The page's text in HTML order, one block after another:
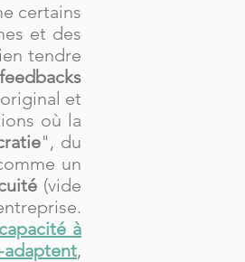
certains
et des
tendre
feedbacks
et
où la
", du
un
(vide
à
,